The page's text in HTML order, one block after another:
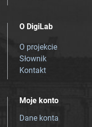
O DigiLab
O projekcie
Słownik
Kontakt
Moje konto
Dane konta